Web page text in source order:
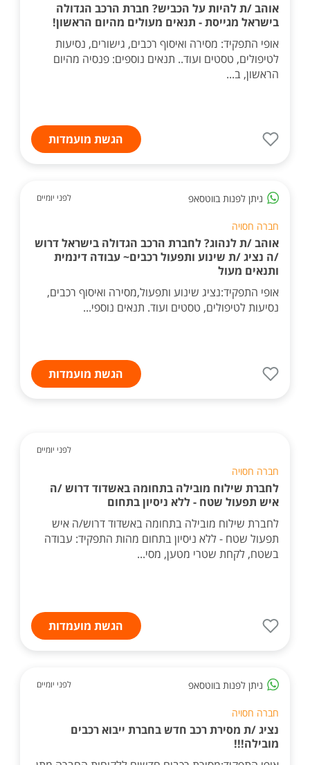
אוהב /ת להיות על הכביש? חברת הרכב הגדולה
בישראל מגייסת - תנאים מעולים מהיום הראשון!
אופי התפקיד: מסירה ואיסוף רכבים, גישורים, נסיעות
לטיפולים, טסטים ועוד.. תנאים נוספים: פנסיה מהיום
הראשון, ב...
הגשת מועמדות
ניתן לפנות בווטסאפ לפני יומיים
חברה חסויה
אוהב /ת לנהוג? לחברת הרכב הגדולה בישראל דרוש
/ה נציג /ת שינוע ותפעול רכבים~ עבודה דינמית
ותנאים מעול
אופי התפקיד:נציג שינוע ותפעול,מסירה ואיסוף רכבים,
נסיעות לטיפולים, טסטים ועוד. תנאים נוספי...
הגשת מועמדות
לפני יומיים
חברה חסויה
לחברת שילוח מובילה בתחומה באשדוד דרוש /ה
איש תפעול שטח - ללא ניסיון בתחום
לחברת שילוח מובילה בתחומה באשדוד דרוש/ה איש
תפעול שטח - ללא ניסיון בתחום מהות התפקיד: עבודה
בשטח, לקחת שטרי מטען, מסי...
הגשת מועמדות
ניתן לפנות בווטסאפ לפני יומיים
חברה חסויה
נציג /ת מסירת רכב חדש בחברת ייבוא רכבים
מובילה!!!